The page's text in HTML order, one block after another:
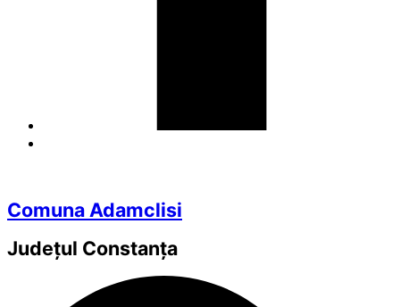
Comuna Adamclisi
Județul Constanța